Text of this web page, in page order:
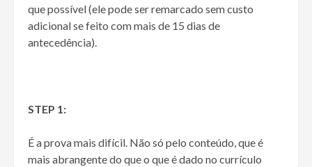
que possível (ele pode ser remarcado sem custo
adicional se feito com mais de 15 dias de
antecedência).
STEP 1:
É a prova mais difícil. Não só pelo conteúdo, que é
mais abrangente do que o que é dado no currículo